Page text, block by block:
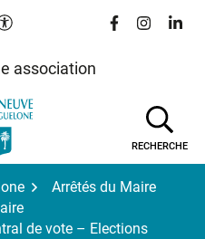
Paramètres d'accessibilité
Lien vers le
Lien vers
Lien
association
RECHERCHE
Arrêtés du Maire
de vote – Elections